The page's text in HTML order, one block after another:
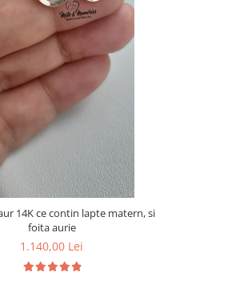
14K ce contin lapte matern, si
foita aurie
1.140,00 Lei